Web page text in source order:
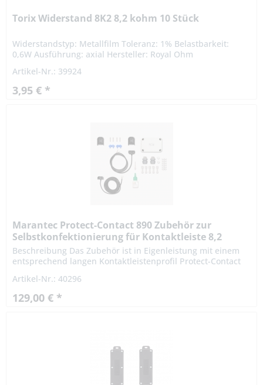
Torix Widerstand 8K2 8,2 kohm 10 Stück
Widerstandstyp: Metallfilm Toleranz: 1% Belastbarkeit:
0,6W Ausführung: axial Hersteller: Royal Ohm
Artikel-Nr.: 39924
3,95 € *
Marantec Protect-Contact 890 Zubehör zur
Selbstkonfektionierung für Kontaktleiste 8,2
kohm
Beschreibung Das Zubehör ist in Eigenleistung mit einem
entsprechend langen Kontaktleistenprofil Protect-Contact
Artikel-Nr.: 40296
129,00 € *